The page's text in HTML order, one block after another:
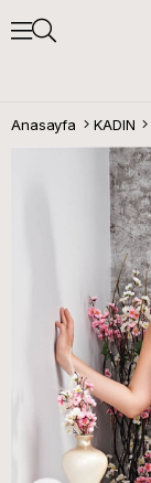
Anasayfa KADIN